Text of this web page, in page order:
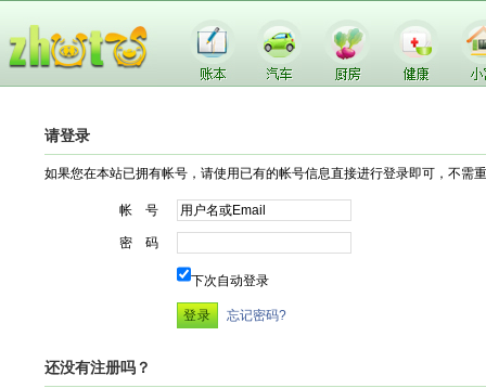
请登录
如果您在本站已拥有帐号，请使用已有的帐号信息直接进行登录即可，不需
帐 号
密 码
下次自动登录
忘记密码?
还没有注册吗？